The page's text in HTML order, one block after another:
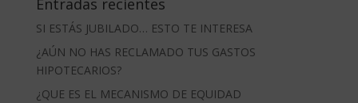
Entradas recientes
SI ESTÁS JUBILADO… ESTO TE INTERESA
¿AÚN NO HAS RECLAMADO TUS GASTOS
HIPOTECARIOS?
¿QUE ES EL MECANISMO DE EQUIDAD